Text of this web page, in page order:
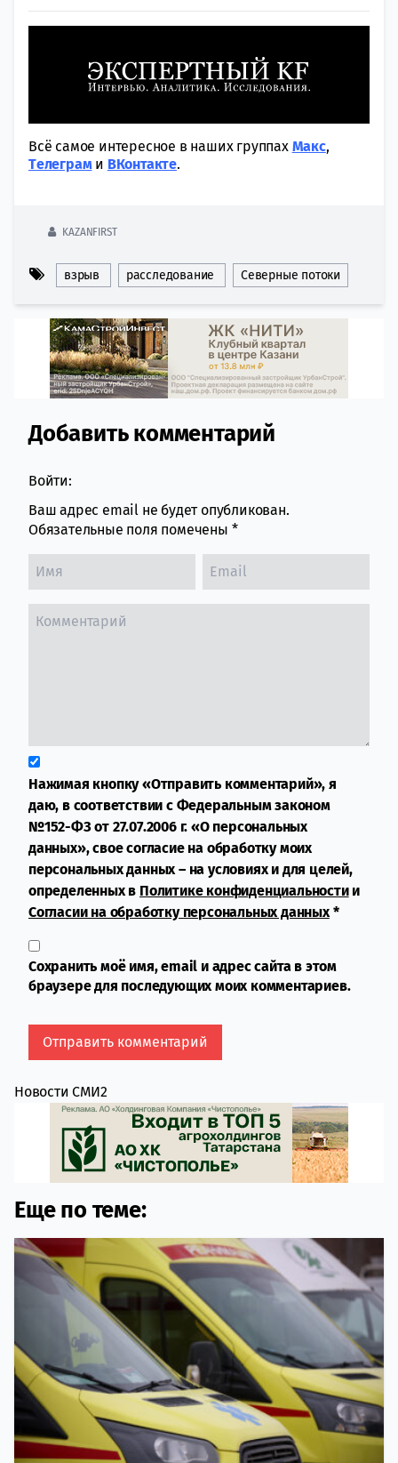
Всё самое интересное в наших группах Макс,
Tелеграми ВКонтакте.
KAZANFIRST
взрыв расследование Северные потоки
Comment section
Добавить комментарий
Войти:
Ваш адрес email не будет опубликован.
Обязательные поля помечены *
Нажимая кнопку «Отправить комментарий», я
даю, в соответствии с Федеральным законом
№152-ФЗ от 27.07.2006 г. «О персональных
данных», свое согласие на обработку моих
персональных данных – на условиях и для целей,
определенных в Политике конфиденциальностии
Согласии на обработку персональных данных*
Сохранить моё имя, email и адрес сайта в этом
браузере для последующих моих комментариев.
Новости СМИ2
Еще по теме: